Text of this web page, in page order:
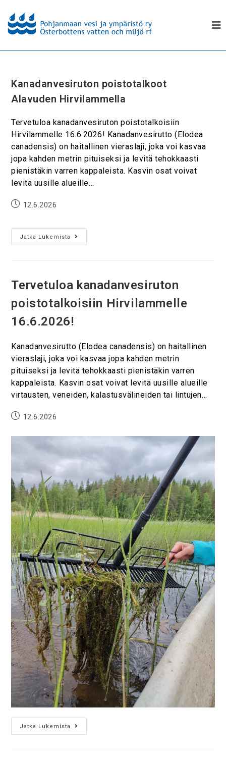
Kanadanvesiruton poistotalkoot
Alavuden Hirvilammella
Tervetuloa kanadanvesiruton poistotalkoisiin
Hirvilammelle 16.6.2026! Kanadanvesirutto (Elodea
canadensis) on haitallinen vieraslaji, joka voi kasvaa
jopa kahden metrin pituiseksi ja levitä tehokkaasti
pienistäkin varren kappaleista. Kasvin osat voivat
levitä uusille alueille…
12.6.2026
Jatka Lukemista
Tervetuloa kanadanvesiruton
poistotalkoisiin Hirvilammelle
16.6.2026!
Kanadanvesirutto (Elodea canadensis) on haitallinen
vieraslaji, joka voi kasvaa jopa kahden metrin
pituiseksi ja levitä tehokkaasti pienistäkin varren
kappaleista. Kasvin osat voivat levitä uusille alueille
virtausten, veneiden, kalastusvälineiden tai lintujen…
12.6.2026
Jatka Lukemista